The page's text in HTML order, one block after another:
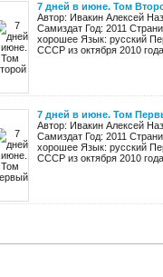
7 дней в июне. Том
Автор: Ивакин Алексей
Самиздат Год: 2011
хорошее Язык: русский
СССР из октября 2010
7 дней в июне. Том
Автор: Ивакин Алексей
Самиздат Год: 2011
хорошее Язык: русский
СССР из октября 2010